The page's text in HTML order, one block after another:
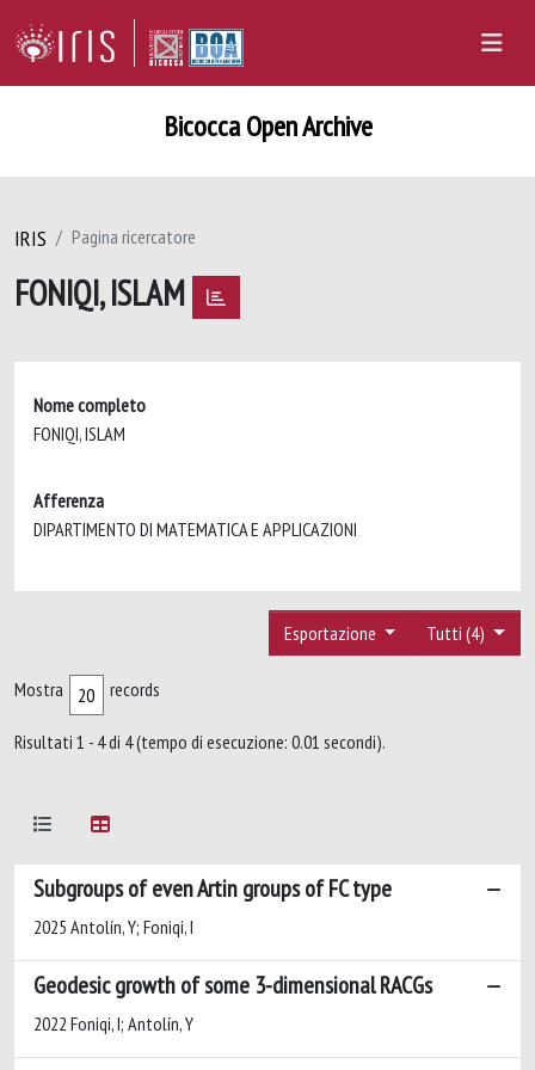
Bicocca Open Archive
IRIS Pagina ricercatore
FONIQI, ISLAM
Nome completo
FONIQI, ISLAM
Afferenza
DIPARTIMENTO DI MATEMATICA E APPLICAZIONI
Tutti (4)
Esportazione
Mostra records
Risultati 1 - 4 di 4 (tempo di esecuzione: 0.01 secondi).
Subgroups of even Artin groups of FC type
2025 Antolín, Y; Foniqi, I
Geodesic growth of some 3-dimensional RACGs
2022 Foniqi, I; Antolín, Y